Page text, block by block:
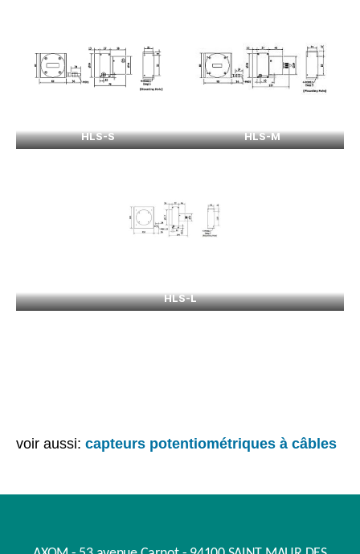
HLS-S HLS-M
HLS-L
voir aussi: capteurs potentiométriques à câbles